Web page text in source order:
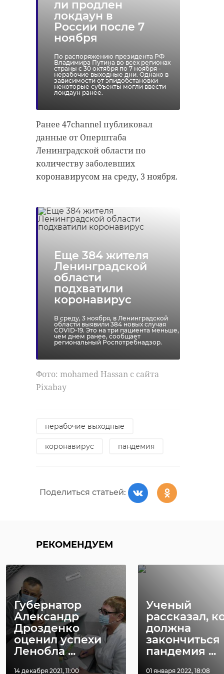
ли продлен
локдаун в
России после 7
ноября
По распоряжению президента РФ
Владимира Путина во всех регионах
страны с 30 октября по 7 ноября -
нерабочие выходные дни. Однако в
зависимости от эпидобстановки
некоторые субъекты могли ввести
локдаун ранее.
Ранее 47channel публиковал
данные от Оперштаба
Ленинградской области по
количеству заболевших
коронавирусом на среду, 3 ноября.
Еще 384 жителя
Ленинградской
области
подхватили
коронавирус
В среду, 3 ноября, в Ленинградской
области выявили 384 новых случая
COVID-19. Это на три пациента меньше,
чем днем ранее, сообщает
региональный Роспотребнадзор.
Фото: mohamed Hassan с сайта
Pixabay
нерабочие выходные
коронавирус пандемия
Поделиться статьей:
РЕКОМЕНДУЕМ
Губернатор
Александр
Дрозденко
оценил успехи
Ленобла ...
14 декабря 2021, 11:00
Ученый
рассказал,
должна
закончиться
пандемия ...
01 января 2022, 18:08
мурманское шоссе
ФКУ Упрдор «Северо-Запад»
Поделиться статьей:
РЕКОМЕНДУЕМ
Между
развязками с
Колтушским и
шоссе на ...
11 июня 2019, 19:40
КАД
на пять дней
02 июня 2021, 19:40
лесовосстановление
Поделиться статьей: